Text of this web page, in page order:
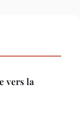
vers la